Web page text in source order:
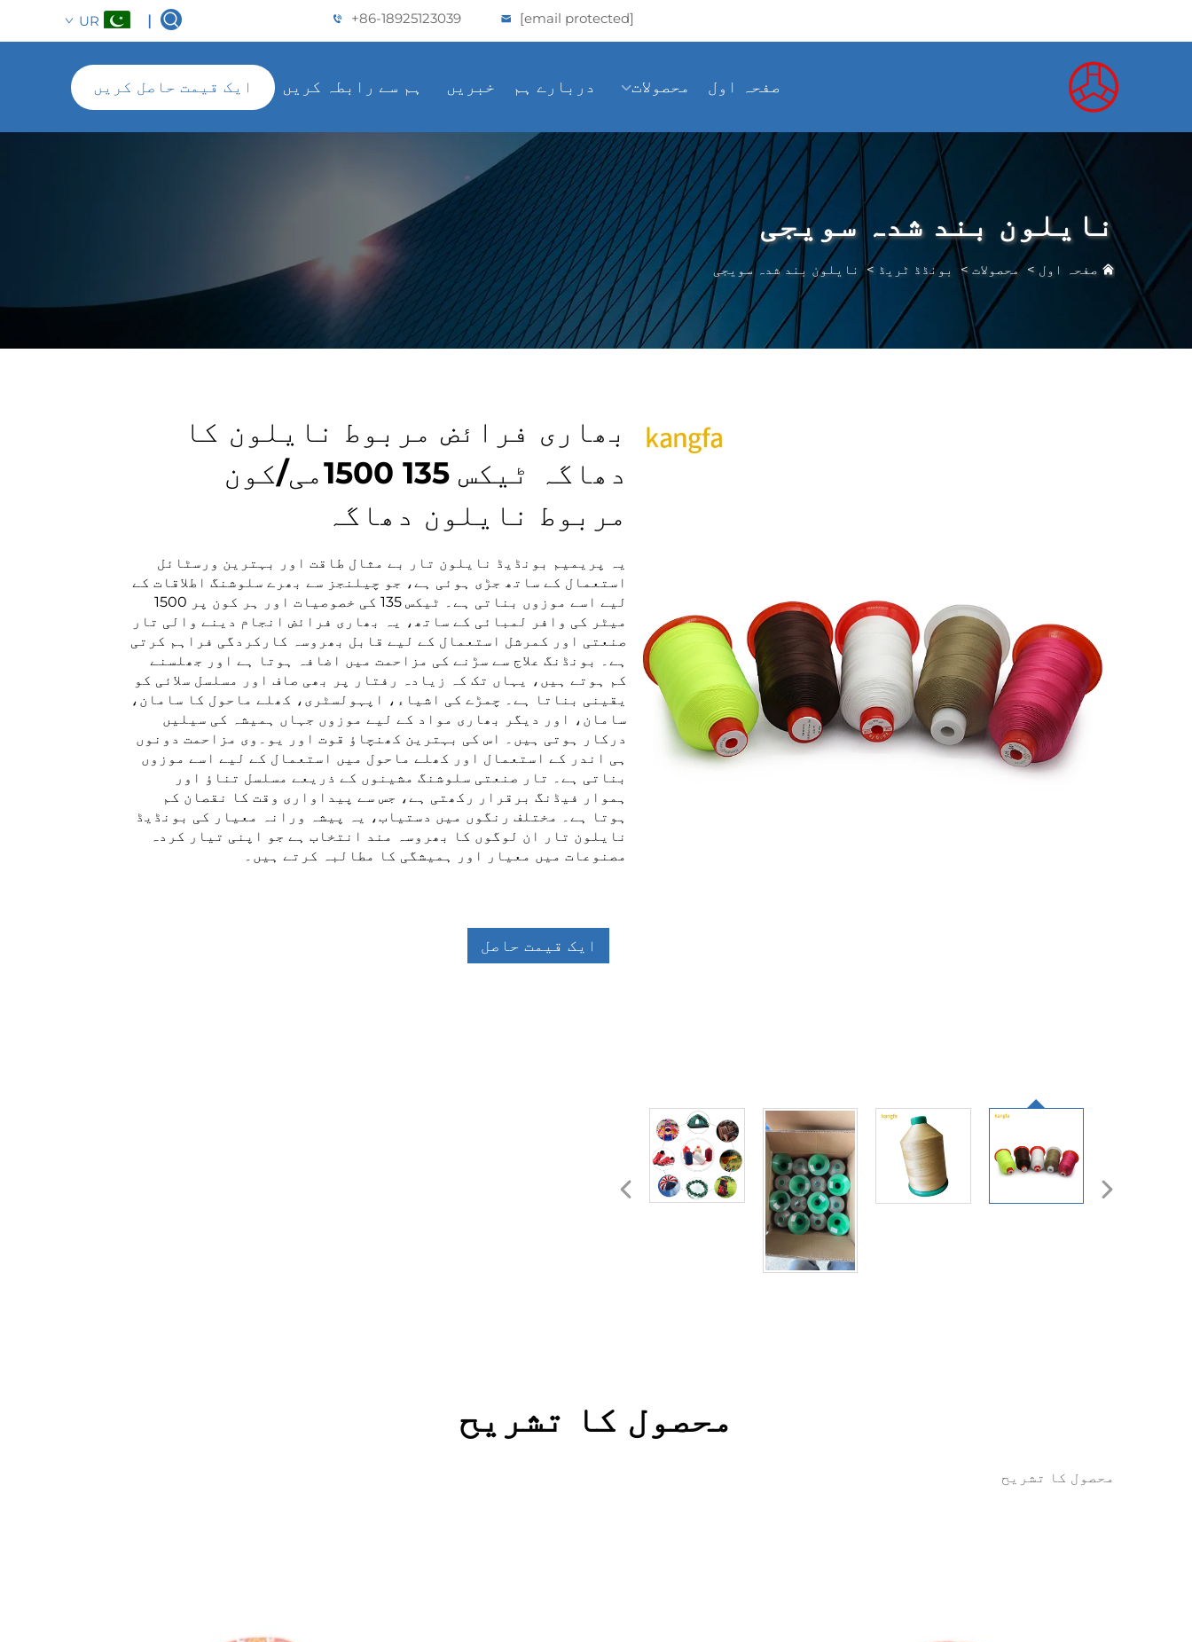
+86-18925123039 [email protected]
|
UR
صفحہ اول محصولات دربارے ہم خبریں ہم سے رابطہ کریں ایک قیمت حاصل کریں
نایلون بند شدہ سویجی
صفحہ اول >محصولات > بونڈڈ ٹریڈ > نایلون بند شدہ سویجی
بھاری فرائض مربوط نایلون کا
دھاگہ ٹیکس 135 1500می/کون
مربوط نایلون دھاگہ
یہ پریمیم بونڈیڈ نایلون تار بے مثال طاقت اور بہترین ورسٹائل
استعمال کے ساتھ جڑی ہوئی ہے، جو چیلنجز سے بھرے سلوشنگ اطلاقات کے
لیے اسے موزوں بناتی ہے۔ ٹیکس 135 کی خصوصیات اور ہر کون پر 1500
میٹر کی وافر لمبائی کے ساتھ، یہ بھاری فرائض انجام دینے والی تار
صنعتی اور کمرشل استعمال کے لیے قابل بھروسہ کارکردگی فراہم کرتی
ہے۔ بونڈنگ علاج سے سڑنے کی مزاحمت میں اضافہ ہوتا ہے اور جھلسنے
کم ہوتے ہیں، یہاں تک کہ زیادہ رفتار پر بھی صاف اور مسلسل سلائی کو
یقینی بناتا ہے۔ چمڑے کی اشیاء، اپہولسٹری، کھلے ماحول کا سامان،
سامان، اور دیگر بھاری مواد کے لیے موزوں جہاں ہمیشہ کی سیلیں
درکار ہوتی ہیں۔ اس کی بہترین کھنچاؤ قوت اور یو۔وی مزاحمت دونوں
ہی اندر کے استعمال اور کھلے ماحول میں استعمال کے لیے اسے موزوں
بناتی ہے۔ تار صنعتی سلوشنگ مشینوں کے ذریعے مسلسل تناؤ اور
ہموار فیڈنگ برقرار رکھتی ہے، جس سے پیداواری وقت کا نقصان کم
ہوتا ہے۔ مختلف رنگوں میں دستیاب، یہ پیشہ ورانہ معیار کی بونڈیڈ
نایلون تار ان لوگوں کا بھروسہ مند انتخاب ہے جو اپنی تیار کردہ
مصنوعات میں معیار اور ہمیشگی کا مطالبہ کرتے ہیں۔
ایک قیمت حاصل
محصول کا تشریح
محصول کا تشریح